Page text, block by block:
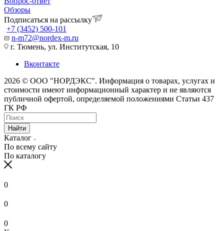
Обзоры
Подписаться на рассылку
+7 (3452) 500-101
n-m72@nordex-m.ru
г. Тюмень, ул. Институтская, 10
Вконтакте
2026 © ООО "НОРДЭКС". Информация о товарах, услугах и
стоимости имеют информационный характер и не являются
публичной офертой, определяемой положениями Статьи 437
ГК РФ
Найти
Каталог
По всему сайту
По каталогу
0
0
0